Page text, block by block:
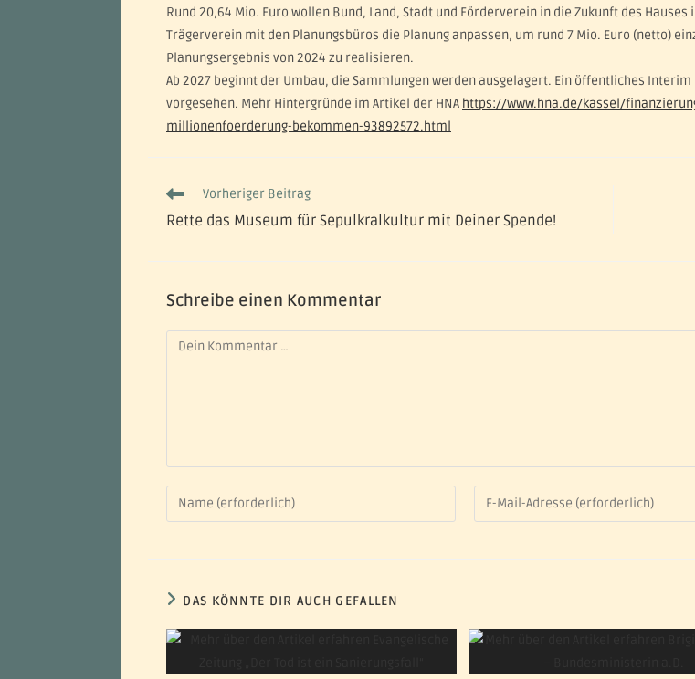
Rund 20,64 Mio. Euro wollen Bund, Land, Stadt und Förderverein in die Zukunft des
Trägerverein mit den Planungsbüros die Planung anpassen, um rund 7 Mio. Euro (netto)
Planungsergebnis von 2024 zu realisieren.
Ab 2027 beginnt der Umbau, die Sammlungen werden ausgelagert. Ein öffentliches
vorgesehen. Mehr Hintergründe im Artikel der HNA https://www.hna.de/kassel/
millionenfoerderung-bekommen-93892572.html
Vorheriger Beitrag
Rette das Museum für Sepulkralkultur mit Deiner Spende!
Schreibe einen Kommentar
DAS KÖNNTE DIR AUCH GEFALLEN